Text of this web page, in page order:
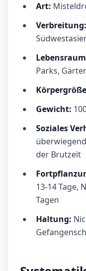
Art:
Verbreitung:
Parks,
Gewicht:
Soziales
der Brutzeit
13-14 Tage,
Tagen
Haltung: